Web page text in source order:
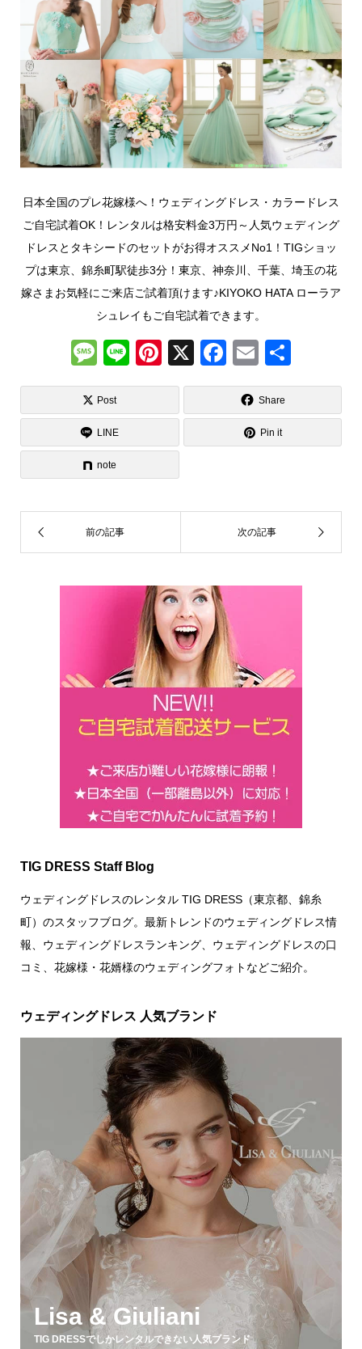
日本全国のプレ花嫁様へ！ウェディングドレス・カラードレス
ご自宅試着OK！レンタルは格安料金3万円～人気ウェディング
ドレスとタキシードのセットがお得オススメNo1！TIGショッ
プは東京、錦糸町駅徒歩3分！東京、神奈川、千葉、埼玉の花
嫁さまお気軽にご来店ご試着頂けます♪KIYOKO HATA ローラア
シュレイもご自宅試着できます。
M
e
ss
a
g
e
Li
n
Pi
nt
st
X
F
a
c
e
b
o
k
E
m
ail
有
Post Share
LINE Pin it
note
TIG DRESS Staff Blog
ウェディングドレスのレンタル TIG DRESS（東京都、錦糸
町）のスタッフブログ。最新トレンドのウェディングドレス情
報、ウェディングドレスランキング、ウェディングドレスの口
コミ、花嫁様・花婿様のウェディングフォトなどご紹介。
ウェディングドレス 人気ブランド
Lisa & Giuliani
TIG DRESSでしかレンタルできない人気ブランド